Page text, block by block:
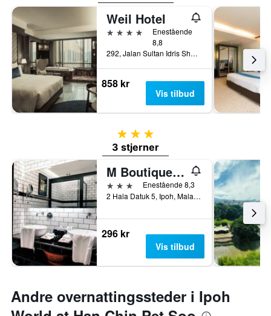
Weil Hotel
4 stjerner
Enestående
8,8
292, Jalan Sultan Idris Shah, Ipoh, Malaysia
858 kr
Vis tilbud
3 stjerner
3 stjerner
M Boutique Hotel
3 stjernerEnestående 8,3
2 Hala Datuk 5, Ipoh, Malaysia
296 kr
Vis tilbud
Andre overnattingssteder i Ipoh